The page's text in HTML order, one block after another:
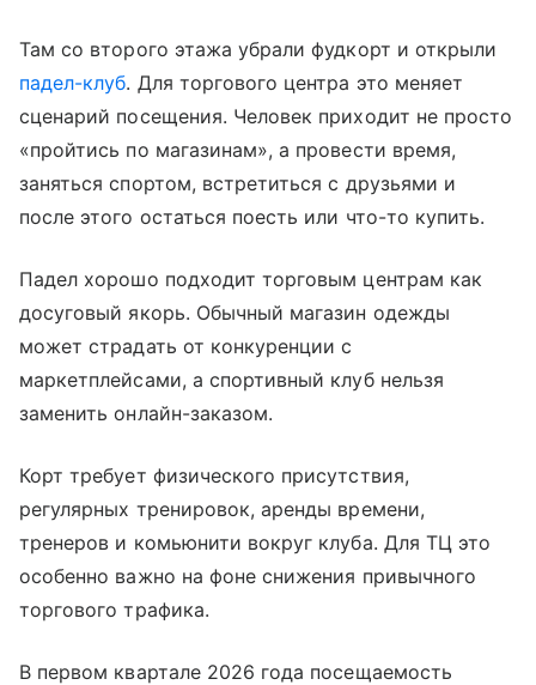
Там со второго этажа убрали фудкорт и открыли
падел-клуб. Для торгового центра это меняет
сценарий посещения. Человек приходит не просто
«пройтись по магазинам», а провести время,
заняться спортом, встретиться с друзьями и
после этого остаться поесть или что-то купить.
Падел хорошо подходит торговым центрам как
досуговый якорь. Обычный магазин одежды
может страдать от конкуренции с
маркетплейсами, а спортивный клуб нельзя
заменить онлайн-заказом.
Корт требует физического присутствия,
регулярных тренировок, аренды времени,
тренеров и комьюнити вокруг клуба. Для ТЦ это
особенно важно на фоне снижения привычного
торгового трафика.
В первом квартале 2026 года посещаемость